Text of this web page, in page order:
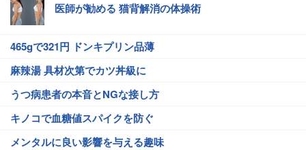
医師が勧める 猫背解消の体操術
465gで321円 ドンキプリン品薄
麻辣湯 具材次第でカツ丼級に
うつ病患者の本音とNGな接し方
キノコで血糖値スパイクを防ぐ
メンタルに良い影響を与える趣味